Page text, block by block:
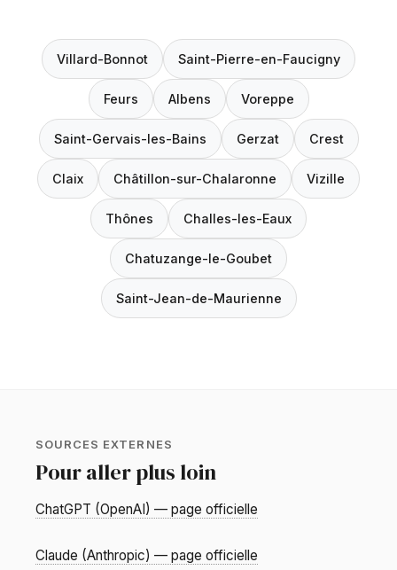
Villard-Bonnot Saint-Pierre-en-Faucigny
Feurs Albens Voreppe
Saint-Gervais-les-Bains Gerzat Crest
Claix Châtillon-sur-Chalaronne Vizille
Thônes Challes-les-Eaux
Chatuzange-le-Goubet
Saint-Jean-de-Maurienne
SOURCES EXTERNES
Pour aller plus loin
ChatGPT (OpenAI) — page officielle
Claude (Anthropic) — page officielle